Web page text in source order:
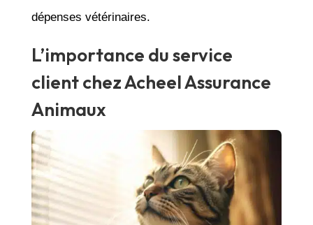
dépenses vétérinaires.
L’importance du service
client chez Acheel Assurance
Animaux